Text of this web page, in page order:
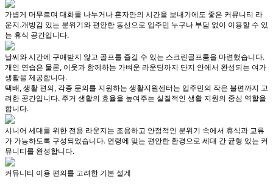
가볍게 머무르며 대화를 나누거나 혼자만의 시간을 보내기에도 좋은 커뮤니티 라
운지.개방감 있는 분위기와 편안한 동선으로 입주민 누구나 부담 없이 이용할 수 있
는 휴식 공간입니다.
날씨와 시간에 구애받지 않고 골프를 즐길 수 있는 스크린골프룸을 마련했습니다.
개인 연습은 물론, 이웃과 함께하는 가벼운 라운딩까지 단지 안에서 완성되는 여가
생활을 제공합니다.
택배, 생활 편의, 각종 문의를 지원하는 생활지원센터는 입주민의 작은 불편까지 고
려한 공간입니다. 주거 생활의 효율을 높여주는 실질적인 생활 지원의 중심 역할을
합니다.
시니어 세대를 위한 전용 라운지는 조용하고 안정적인 분위기 속에서 휴식과 교류
가 가능하도록 구성되었습니다. 연령에 맞는 편안한 환경으로 세대 간 균형 있는 커
뮤니티를 완성합니다.
커뮤니티 이용 편의를 고려한 기본 설계